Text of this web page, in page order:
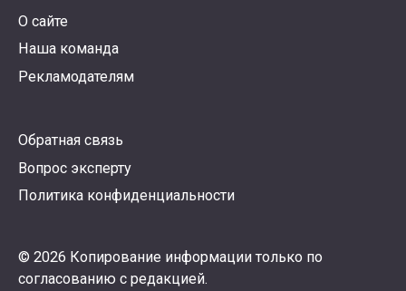
О сайте
Наша команда
Рекламодателям
Обратная связь
Вопрос эксперту
Политика конфиденциальности
© 2026 Копирование информации только по
согласованию с редакцией.